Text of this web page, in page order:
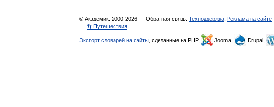
© Академик, 2000-2026 Обратная связь: Техподдержка Реклама на сайте
👣 Путешествия
Экспорт словарей на сайты , сделанные на PHP, Joomla, Drupal,